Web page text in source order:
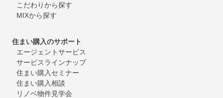
こだわりから探す
MIXから探す
住まい購入のサポート
エージェントサービス
サービスラインナップ
住まい購入セミナー
住まい購入相談
リノベ物件見学会